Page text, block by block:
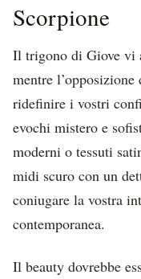
Scorpione
Il trigono di Giove vi
mentre
ridefinire i vostri
evochi mistero e
moderni o tessuti
midi scuro con un
coniugare la vostra
contemporanea.
Il beauty dovrebbe